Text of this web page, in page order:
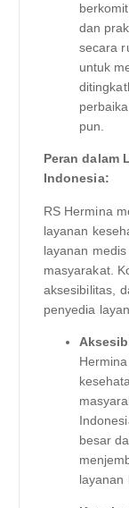
dan
secara
untuk
pun.
Peran dalam
Indonesia:
RS Hermina
layanan
layanan
masyarakat.
aksesibilitas,
penyedia
besar
layanan